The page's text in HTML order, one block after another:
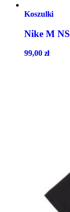
Koszulki
Nike M
99,00 zł